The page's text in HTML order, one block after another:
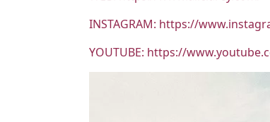
INSTAGRAM: https://
YOUTUBE: https://